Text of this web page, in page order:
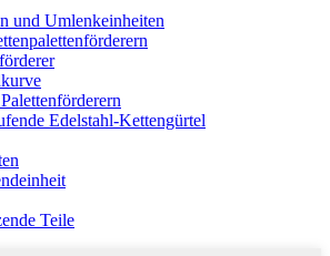
und Umlenkeinheiten
Edelstahl-Kettengürtel
Teile